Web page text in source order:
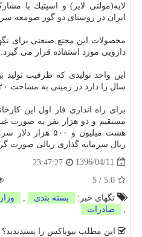
لایه(مولتی لایر) و اسپتیك با
ایران در روستای دو گور صومعه
محصولات این مجتع صنعتی برای
دارویی مورد استفاده قرار می گیرد.
این واحد تولیدی كه ظرفیت تولید
سال را دارد در زمینی به مساحت ۲۰ هزار مترمربع قرار دارد.
برای راه اندازی فاز اول این
مستقیم و دو هزار نفر به صورت
ریال سرمایه گذاری ریالی صورت
1396/04/11
23:47:27
5.0
/
5
تگهای خبر:
بسته بندی
صادرات
این مطلب نیوباکس را پسندیدید؟